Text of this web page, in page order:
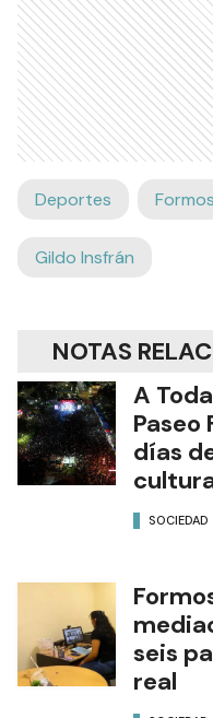
Deportes
Gildo Insfrán
NOTAS
A
Paseo
días
SOCIEDAD
seis
real